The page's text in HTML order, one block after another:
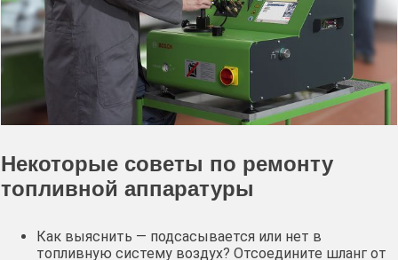
Некоторые советы по ремонту
топливной аппаратуры
Как выяснить — подсасывается или нет в
топливную систему воздух? Отсоедините шланг от